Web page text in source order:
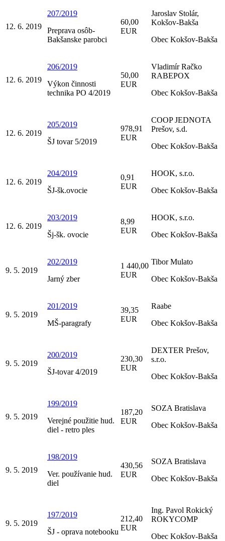
12. 6. 2019
207/2019
Preprava osôb-
Bakšanske parobci
60,00
EUR
Jaroslav Stolár,
Kokšov-Bakša
Obec Kokšov-Bakša
12. 6. 2019
206/2019
Výkon činnosti
technika PO 4/2019
50,00
EUR
Vladimír Račko
RABEPOX
Obec Kokšov-Bakša
12. 6. 2019
205/2019
ŠJ tovar 5/2019
978,91
EUR
COOP JEDNOTA
Prešov, s.d.
Obec Kokšov-Bakša
12. 6. 2019
204/2019
ŠJ-šk.ovocie
0,91
EUR
HOOK, s.r.o.
Obec Kokšov-Bakša
12. 6. 2019
203/2019
Šj-šk. ovocie
8,99
EUR
HOOK, s.r.o.
Obec Kokšov-Bakša
9. 5. 2019
202/2019
Jarný zber
1 440,00
EUR
Tibor Mulato
Obec Kokšov-Bakša
9. 5. 2019
201/2019
MŠ-paragrafy
39,35
EUR
Raabe
Obec Kokšov-Bakša
9. 5. 2019
200/2019
ŠJ-tovar 4/2019
230,30
EUR
DEXTER Prešov,
s.r.o.
Obec Kokšov-Bakša
9. 5. 2019
199/2019
Verejné použitie hud.
diel - retro ples
187,20
EUR
SOZA Bratislava
Obec Kokšov-Bakša
9. 5. 2019
198/2019
Ver. používanie hud.
diel
430,56
EUR
SOZA Bratislava
Obec Kokšov-Bakša
9. 5. 2019
197/2019
ŠJ - oprava notebooku
212,40
EUR
Ing. Pavol Rokický
ROKYCOMP
Obec Kokšov-Bakša